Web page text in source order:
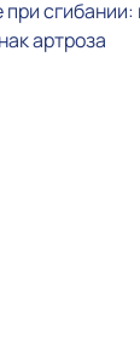
при
артроза